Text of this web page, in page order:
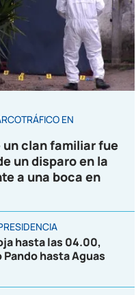
EN
un clan familiar fue
un disparo en la
a una boca en
hasta las 04.00,
hasta Aguas